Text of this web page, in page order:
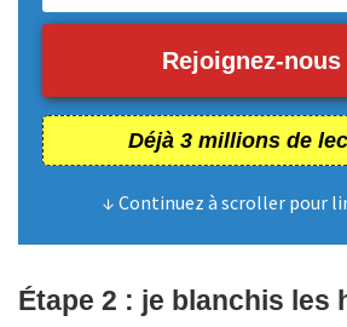
Rejoignez-nous
Déjà 3 millions de
↓ Continuez à scroller pour
Étape 2 : je blanchis les